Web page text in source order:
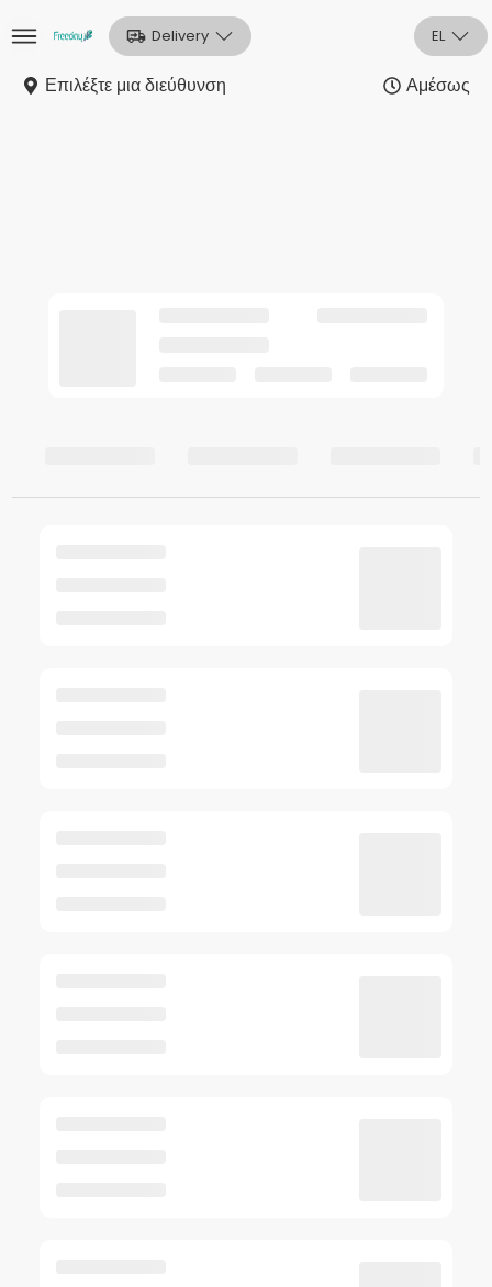
Αρχική
Delivery EL
Επιλέξτε μια διεύθυνση Αμέσως